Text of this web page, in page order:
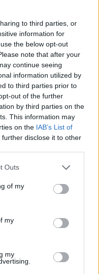
to third parties, or
information for
the below opt-out
note that after your
continue seeing
information utilized by
to third parties prior to
out of the further
by third parties on the
This information may
on the IAB’s List of
further disclose it to other
Outs
of my
my
my
produkt?
s montážou na
nosnosť pre